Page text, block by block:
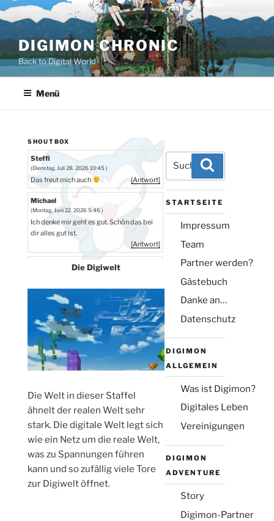
Zum
Inhalt
springen
DIGIMON CHRONIC
Back to Digital World
Menü
SHOUTBOX
Steffi
(Dienstag, Juli 28. 2026 10:45 )
Das freut mich auch [Antwort]
Michael
(Montag, Juni 22. 2026 5:46 )
Ich denke mir geht es gut. Schön das bei
dir alles gut ist.
[Antwort]
(Montag, Juni 1. 2026 9:39 )
ist alles gut.
[Antwort]
Michael
(Sonntag, Okt. 19. 2025 18:00 )
Für Steffi - Danke für das Angebot, ich
hoffe bei dir gibt es nicht so ein Mist wie
bei mir.
(Montag, Okt. 13. 2025 21:48 )
Für Michael - alles klar, dann schreiben wir
einfach hier ab und zu
1·2·3·4·5
Die Digiwelt
Die Welt in dieser Staffel
ähnelt der realen Welt sehr
stark. Die digitale Welt legt sich
wie ein Netz um die reale Welt,
was zu Spannungen führen
kann und so zufällig viele Tore
zur Digiwelt öffnet.
Suchen
nach:
STARTSEITE
Impressum
Team
Partner werden?
Gästebuch
Danke an…
Datenschutz
DIGIMON
ALLGEMEIN
Was ist Digimon?
Digitales Leben
Vereinigungen
DIGIMON
ADVENTURE
Story
Digimon-Partner